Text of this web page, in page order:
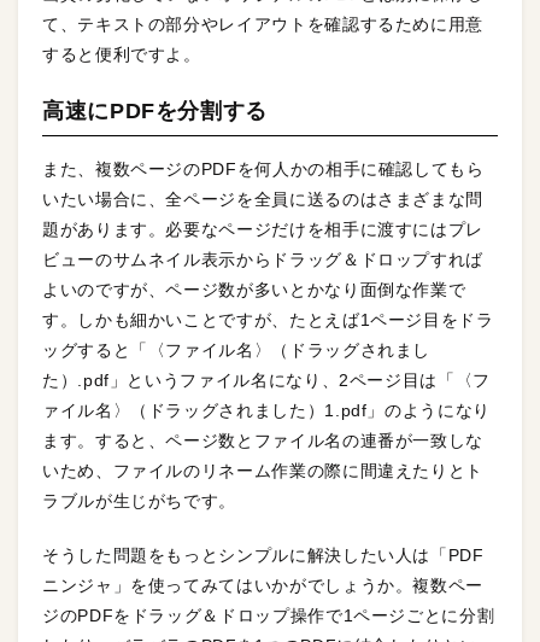
て、テキストの部分やレイアウトを確認するために用意
すると便利ですよ。
高速にPDFを分割する
また、複数ページのPDFを何人かの相手に確認してもら
いたい場合に、全ページを全員に送るのはさまざまな問
題があります。必要なページだけを相手に渡すにはプレ
ビューのサムネイル表示からドラッグ＆ドロップすれば
よいのですが、ページ数が多いとかなり面倒な作業で
す。しかも細かいことですが、たとえば1ページ目をドラ
ッグすると「〈ファイル名〉（ドラッグされまし
た）.pdf」というファイル名になり、2ページ目は「〈フ
ァイル名〉（ドラッグされました）1.pdf」のようになり
ます。すると、ページ数とファイル名の連番が一致しな
いため、ファイルのリネーム作業の際に間違えたりとト
ラブルが生じがちです。
そうした問題をもっとシンプルに解決したい人は「PDF
ニンジャ」を使ってみてはいかがでしょうか。複数ペー
ジのPDFをドラッグ＆ドロップ操作で1ページごとに分割